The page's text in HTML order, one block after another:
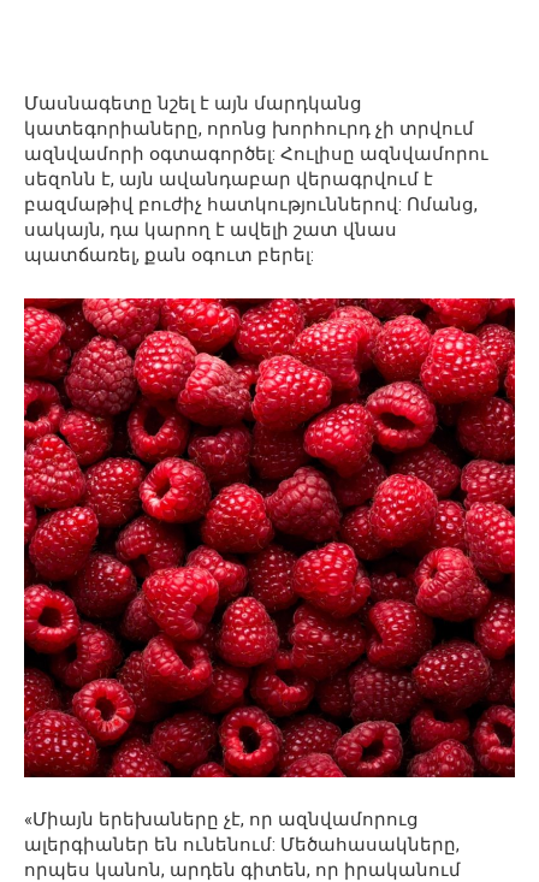
Մասնագետը նշել է այն մարդկանց
կատեգորիաները, որոնց խորհուրդ չի տրվում
ազնվամորի օգտագործել: Հուլիսը ազնվամորու
սեզոնն է, այն ավանդաբար վերագրվում է
բազմաթիվ բուժիչ հատկություններով: Ոմանց,
սակայն, դա կարող է ավելի շատ վնաս
պատճառել, քան օգուտ բերել:
«Միայն երեխաները չէ, որ ազնվամորուց
ալերգիաներ են ունենում: Մեծահասակները,
որպես կանոն, արդեն գիտեն, որ իրականում